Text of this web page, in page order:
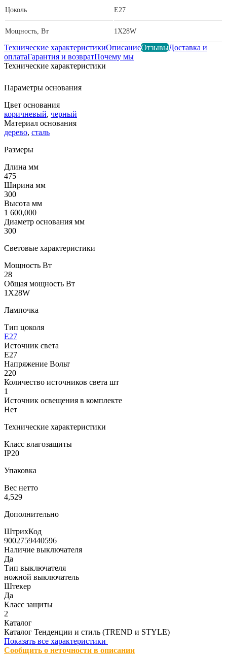
Цоколь E27
Мощность, Вт 1X28W
Технические характеристикиОписаниеОтзывыДоставка и
оплатаГарантия и возвратПочему мы
Технические характеристики
Параметры основания
Цвет основания
коричневый, черный
Материал основания
дерево, сталь
Размеры
Длина мм
475
Ширина мм
300
Высота мм
1 600,000
Диаметр основания мм
300
Световые характеристики
Мощность Вт
28
Общая мощность Вт
1X28W
Лампочка
Тип цоколя
E27
Источник света
E27
Напряжение Вольт
220
Количество источников света шт
1
Источник освещения в комплекте
Нет
Технические характеристики
Класс влагозащиты
IP20
Упаковка
Вес нетто
4,529
Дополнительно
ШтрихКод
9002759440596
Наличие выключателя
Да
Тип выключателя
ножной выключатель
Штекер
Да
Класс защиты
2
Каталог
Каталог Тенденции и стиль (TREND и STYLE)
Показать все характеристики
Сообщить о неточности в описании